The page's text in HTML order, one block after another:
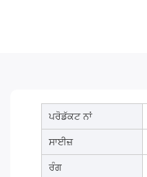
ਪਰੋਡੱਕਟ ਨਾਂ
ਸਾਈਜ਼
ਰੰਗ